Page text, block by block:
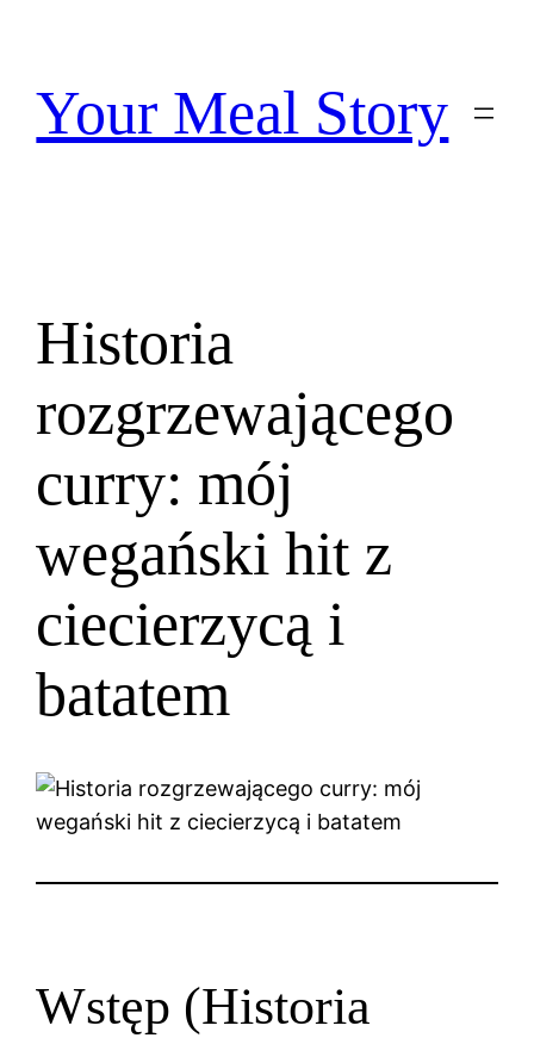
treściYour Meal Story
Historia
rozgrzewającego
curry: mój
wegański hit z
ciecierzycą i
batatem
Wstęp (Historia